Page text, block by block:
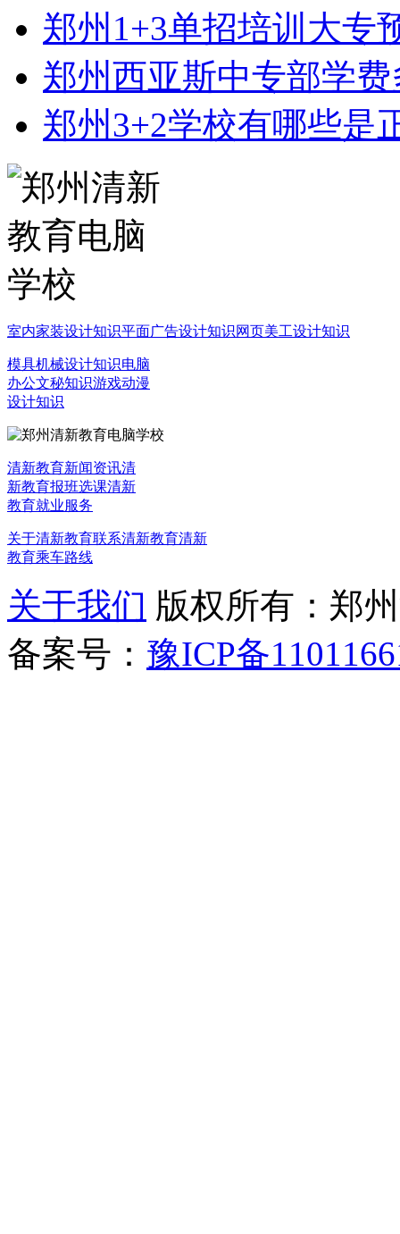
郑州1+3单招培训大专
郑州西亚斯中专部学
郑州3+2学校有哪些是
室内家装设计知识平面广告设计知识网页美工设计知识
模具机械设计知识电脑
办公文秘知识游戏动漫
设计知识
清新教育新闻资讯清
新教育报班选课清新
教育就业服务
关于清新教育联系清新教育清新
教育乘车路线
关于我们 版权所有：郑
备案号： 豫ICP备